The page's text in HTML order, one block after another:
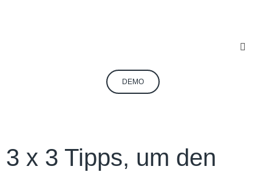
DEMO
3 x 3 Tipps, um den